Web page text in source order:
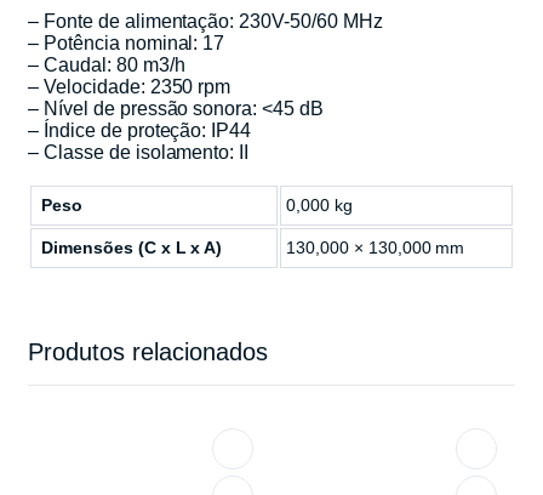
– Fonte de alimentação: 230V-50/60 MHz
– Potência nominal: 17
– Caudal: 80 m3/h
– Velocidade: 2350 rpm
– Nível de pressão sonora: <45 dB
– Índice de proteção: IP44
– Classe de isolamento: II
Peso 0,000 kg
Dimensões (C x L x A) 130,000 × 130,000 mm
Produtos relacionados